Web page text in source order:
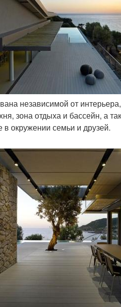
независимой от
зона отдыха и бассейн, а
окружении семьи и друзей.